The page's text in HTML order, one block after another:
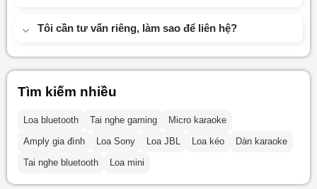
Tôi cần tư vấn riêng, làm sao để liên hệ?
Tìm kiếm nhiều
Loa bluetooth Tai nghe gaming
Micro karaoke
Amply gia đình
Loa Sony Loa JBL Loa kéo
Dàn karaoke
Tai nghe bluetooth
Loa mini